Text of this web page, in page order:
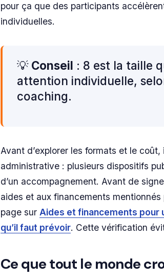
pour ça que des participants
individuelles.
💡 Conseil : 8 est la taille
attention individuelle,
coaching.
Avant d’explorer les formats et le
administrative : plusieurs dispositifs
d’un accompagnement. Avant de
aides et aux financements
page sur Aides et financements pour
qu’il faut prévoir. Cette vérification
Ce que tout le monde